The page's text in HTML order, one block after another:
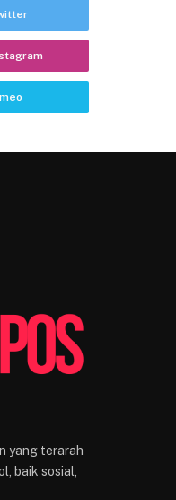
yang terarah
baik sosial,